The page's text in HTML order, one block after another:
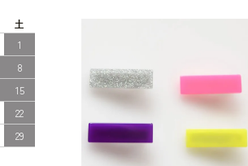
土
1
8
15
22
29